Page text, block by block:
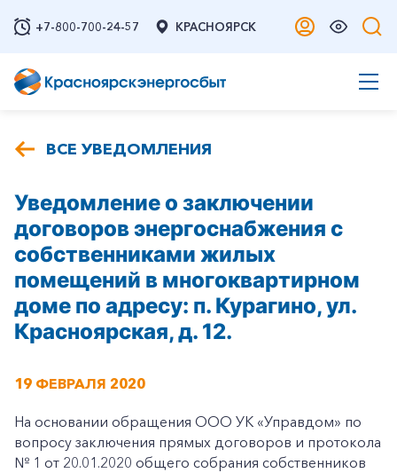
+7-800-700-24-57 КРАСНОЯРСК
ВСЕ УВЕДОМЛЕНИЯ
Уведомление о заключении
договоров энергоснабжения с
собственниками жилых
помещений в многоквартирном
доме по адресу: п. Курагино, ул.
Красноярская, д. 12.
19 ФЕВРАЛЯ 2020
На основании обращения ООО УК «Управдом» по
вопросу заключения прямых договоров и протокола
№ 1 от 20.01.2020 общего собрания собственников